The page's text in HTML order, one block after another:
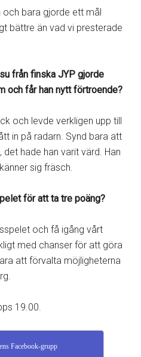
och bara gjorde ett mål
bättre än vad vi presterade
från finska JYP gjorde
och får han nytt förtroende?
och levde verkligen upp till
in på radarn. Synd bara att
hade han varit värd. Han
sig fräsch.
för att ta tre poäng?
och få igång vårt
med chanser för att göra
att förvalta möjligheterna
19.00.
Facebook-grupp